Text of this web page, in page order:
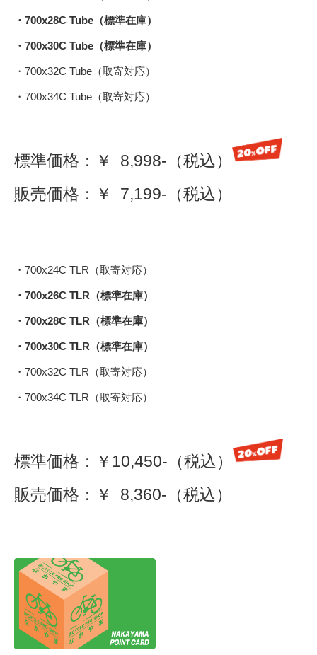
・700x28C Tube（標準在庫）
・700x30C Tube（標準在庫）
・700x32C Tube（取寄対応）
・700x34C Tube（取寄対応）
標準価格：￥ 8,998-（税込）
販売価格：￥ 7,199-（税込）
・700x24C TLR（取寄対応）
・700x26C TLR（標準在庫）
・700x28C TLR（標準在庫）
・700x30C TLR（標準在庫）
・700x32C TLR（取寄対応）
・700x34C TLR（取寄対応）
標準価格：￥10,450-（税込）
販売価格：￥ 8,360-（税込）